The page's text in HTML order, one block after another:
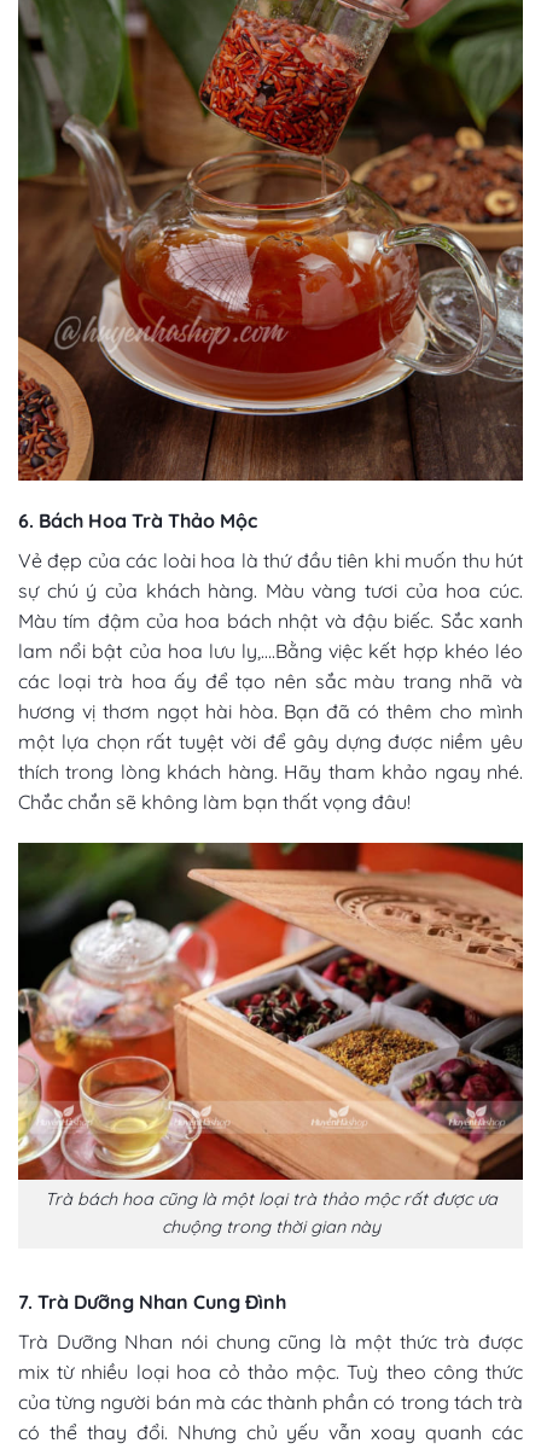
6. Bách Hoa Trà Thảo Mộc
Vẻ đẹp của các loài hoa là thứ đầu tiên khi muốn thu hút
sự chú ý của khách hàng. Màu vàng tươi của hoa cúc.
Màu tím đậm của hoa bách nhật và đậu biếc. Sắc xanh
lam nổi bật của hoa lưu ly,….Bằng việc kết hợp khéo léo
các loại trà hoa ấy để tạo nên sắc màu trang nhã và
hương vị thơm ngọt hài hòa. Bạn đã có thêm cho mình
một lựa chọn rất tuyệt vời để gây dựng được niềm yêu
thích trong lòng khách hàng. Hãy tham khảo ngay nhé.
Chắc chắn sẽ không làm bạn thất vọng đâu!
Trà bách hoa cũng là một loại trà thảo mộc rất được ưa
chuộng trong thời gian này
7. Trà Dưỡng Nhan Cung Đình
Trà Dưỡng Nhan nói chung cũng là một thức trà được
mix từ nhiều loại hoa cỏ thảo mộc. Tuỳ theo công thức
của từng người bán mà các thành phần có trong tách trà
có thể thay đổi. Nhưng chủ yếu vẫn xoay quanh các